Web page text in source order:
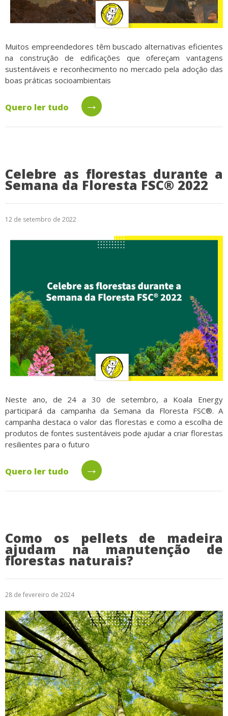
Muitos empreendedores têm buscado alternativas eficientes
na construção de edificações que ofereçam vantagens
sustentáveis e reconhecimento no mercado pela adoção das
boas práticas socioambientais
Quero ler tudo →
Celebre as florestas durante a
Semana da Floresta FSC® 2022
12 de setembro de 2022
Neste ano, de 24 a 30 de setembro, a Koala Energy
participará da campanha da Semana da Floresta FSC®. A
campanha destaca o valor das florestas e como a escolha de
produtos de fontes sustentáveis pode ajudar a criar florestas
resilientes para o futuro
Quero ler tudo →
Como os pellets de madeira
ajudam na manutenção de
florestas naturais?
28 de fevereiro de 2024